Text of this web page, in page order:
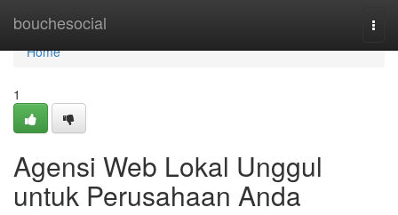
bouchesocial
Home
Home
1
Agensi Web Lokal Unggul
untuk Perusahaan Anda